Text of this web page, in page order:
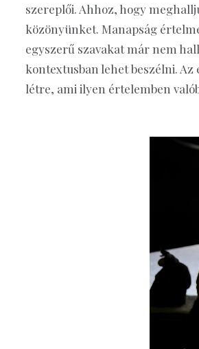
szereplői. Ahhoz, hogy
közönyünket. Manapság
egyszerű szavakat már nem
kontextusban lehet beszélni.
létre, ami ilyen értelemben